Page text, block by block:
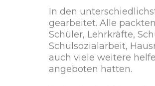
In den
gearbeitet. Alle
Schüler, Lehrkräfte,
Schulsozialarbeit,
auch viele weitere
angeboten hatten.